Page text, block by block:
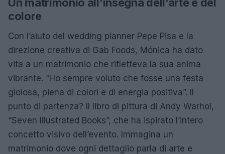
colore
Con l’aiuto del wedding planner Pepe Pisa e la
direzione creativa di Gab Foods, Mónica ha dato
vita a un matrimonio che rifletteva la sua anima
vibrante. “Ho sempre voluto che fosse una festa
gioiosa, piena di colori e di energia positiva”. Il
punto di partenza? Il libro di pittura di Andy Warhol,
“Seven Illustrated Books”, che ha ispirato l’intero
concetto visivo dell’evento. Immagina un
matrimonio dove ogni dettaglio parla di arte e